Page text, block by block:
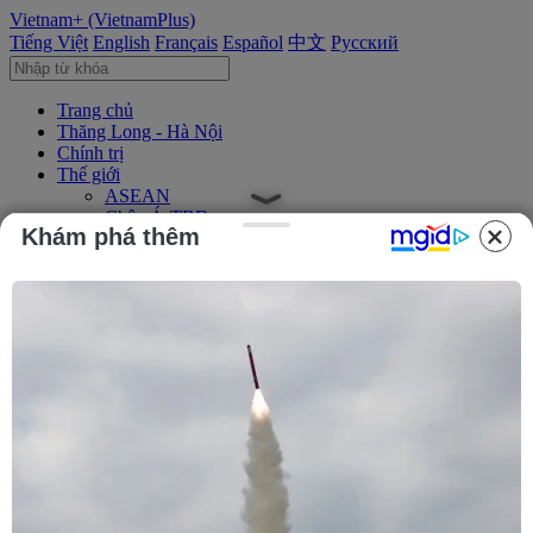
Vietnam+ (VietnamPlus)
Tiếng Việt English Français Español 中文 Русский
Trang chủ
Thăng Long - Hà Nội
Chính trị
Thế giới
ASEAN
Châu Á-TBD
Trung Đông
Châu Mỹ
Tín dụng nông thôn
Thông tin doanh nghiệp
Thông cáo báo chí
Khám phá thêm